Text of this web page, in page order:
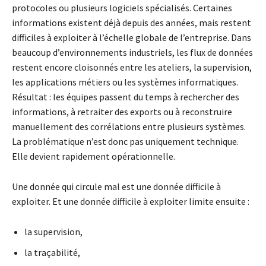
protocoles ou plusieurs logiciels spécialisés. Certaines
informations existent déjà depuis des années, mais restent
difficiles à exploiter à l’échelle globale de l’entreprise. Dans
beaucoup d’environnements industriels, les flux de données
restent encore cloisonnés entre les ateliers, la supervision,
les applications métiers ou les systèmes informatiques.
Résultat : les équipes passent du temps à rechercher des
informations, à retraiter des exports ou à reconstruire
manuellement des corrélations entre plusieurs systèmes.
La problématique n’est donc pas uniquement technique.
Elle devient rapidement opérationnelle.
Une donnée qui circule mal est une donnée difficile à
exploiter. Et une donnée difficile à exploiter limite ensuite :
la supervision,
la traçabilité,